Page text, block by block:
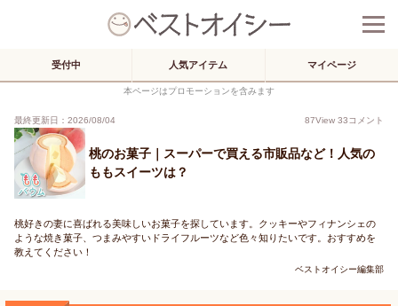
受付中 人気アイテム マイページ
本ページはプロモーションを含みます
最終更新日：2026/08/04 87View 33コメント
桃のお菓子｜スーパーで買える市販品など！人気の
ももスイーツは？
桃好きの妻に喜ばれる美味しいお菓子を探しています。クッキーやフィナンシェの
ような焼き菓子、つまみやすいドライフルーツなど色々知りたいです。おすすめを
教えてください！
ベストオイシー編集部